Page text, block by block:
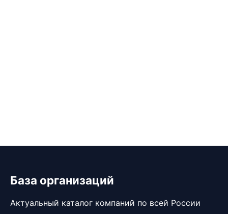
База организаций
Актуальный каталог компаний по всей России